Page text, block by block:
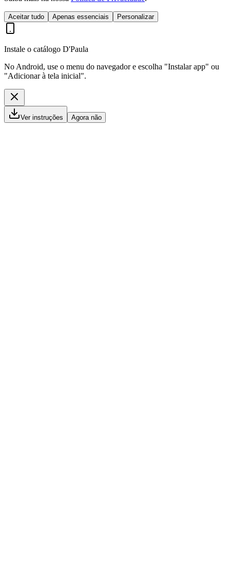
Aceitar tudo Apenas essenciais Personalizar
Instale o catálogo D'Paula
No Android, use o menu do navegador e escolha "Instalar app" ou
"Adicionar à tela inicial".
Ver instruções Agora não